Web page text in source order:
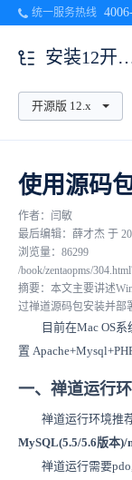
统一服务热线
安装12
开源版 12.x
使用源码
作者：闫敏
最后编辑：薛才杰 于
浏览量：86299
/book/zentaopms/
摘要：本文主要讲述
过禅道源码包安装并部
目前在Mac OS
置
一、禅道运行
禅道运行环境推
MySQL(5.5/5.6版本
禅道运行需要